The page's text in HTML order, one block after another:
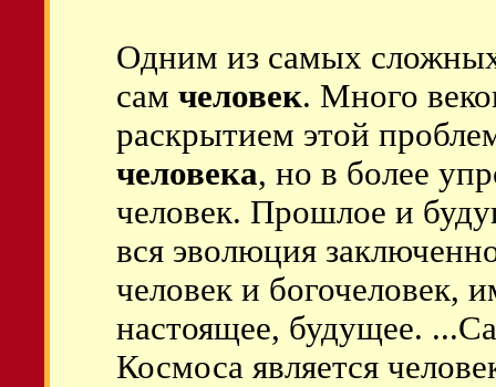
Одним из самых
сам человек. Много
раскрытием этой
человека, но в более
человек. Прошлое и
вся эволюция
человек и
настоящее, будущее.
Космоса является